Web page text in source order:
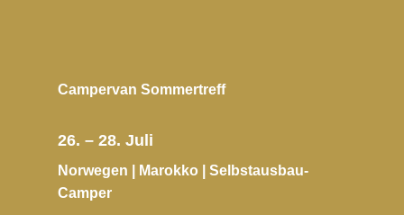
Campervan Sommertreff
26. – 28. Juli
Norwegen | Marokko | Selbstausbau-
Camper